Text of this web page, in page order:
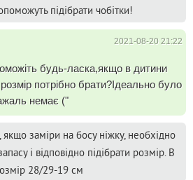
підібрати чобітки!
2021-08-20 21:22
будь-ласка,якщо в дитини
потрібно брати?Ідеально було
немає ("
якщо заміри на босу ніжку, необхідно
і відповідно підібрати розмір. В
28/29-19 см